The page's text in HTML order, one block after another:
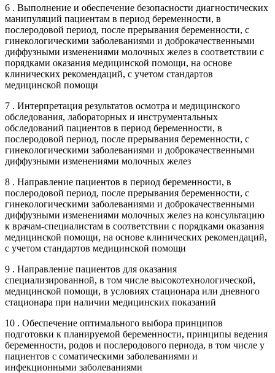
6 . Выполнение и обеспечение безопасности диагностических
манипуляций пациентам в период беременности, в
послеродовой период, после прерывания беременности, с
гинекологическими заболеваниями и доброкачественными
диффузными изменениями молочных желез в соответствии с
порядками оказания медицинской помощи, на основе
клинических рекомендаций, с учетом стандартов
медицинской помощи
7 . Интерпретация результатов осмотра и медицинского
обследования, лабораторных и инструментальных
обследований пациентов в период беременности, в
послеродовой период, после прерывания беременности, с
гинекологическими заболеваниями и доброкачественными
диффузными изменениями молочных желез
8 . Направление пациентов в период беременности, в
послеродовой период, после прерывания беременности, с
гинекологическими заболеваниями и доброкачественными
диффузными изменениями молочных желез на консультацию
к врачам-специалистам в соответствии с порядками оказания
медицинской помощи, на основе клинических рекомендаций,
с учетом стандартов медицинской помощи
9 . Направление пациентов для оказания
специализированной, в том числе высокотехнологической,
медицинской помощи, в условиях стационара или дневного
стационара при наличии медицинских показаний
10 . Обеспечение оптимального выбора принципов
подготовки к планируемой беременности, принципы ведения
беременности, родов и послеродового периода, в том числе у
пациентов с соматическими заболеваниями и
инфекционными заболеваниями